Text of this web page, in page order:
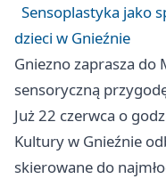
Sensoplastyka jako
dzieci w Gnieźnie
Gnieznozaprasza do
sensoryczną
Już 22 czerwca o
Kultury w Gnieźnie
skierowane do